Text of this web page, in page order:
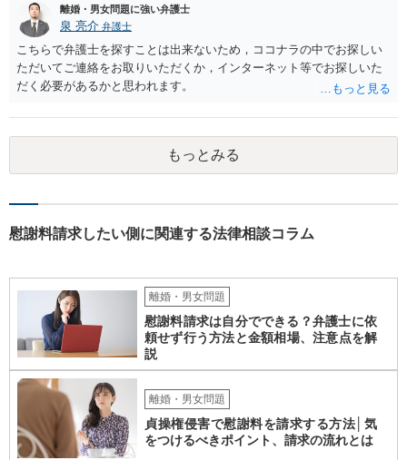
離婚・男女問題に強い弁護士
泉 亮介 弁護士
こちらで弁護士を探すことは出来ないため，ココナラの中でお探しい
ただいてご連絡をお取りいただくか，インターネット等でお探しいた
だく必要があるかと思われます。
もっとみる
慰謝料請求したい側に関連する法律相談コラム
離婚・男女問題
慰謝料請求は自分でできる？弁護士に依
頼せず行う方法と金額相場、注意点を解
説
離婚・男女問題
貞操権侵害で慰謝料を請求する方法│気
をつけるべきポイント、請求の流れとは